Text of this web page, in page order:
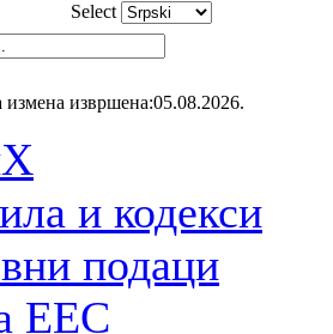
Select
извршена:05.08.2026.
и кодекси
подаци
ЕЕС